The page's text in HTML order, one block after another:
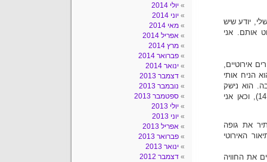
יודע שיש
אותם. אני
אירוטיים,
הניח אותי
הוא נישק
בשפתיים לחות את השדיים הקטנים שלי, שרק החלו לצמוח" (עמ' 14), וכאן אני
את גופה
האירוטי
את החוויה
יולי 2014
יוני 2014
מאי 2014
אפריל 2014
מרץ 2014
פברואר 2014
ינואר 2014
דצמבר 2013
נובמבר 2013
ספטמבר 2013
יולי 2013
יוני 2013
אפריל 2013
פברואר 2013
ינואר 2013
דצמבר 2012